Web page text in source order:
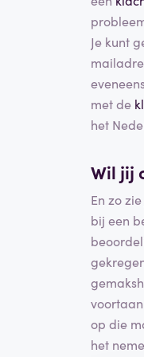
Je kunt
met de
het
Wil jij
En zo
bij een
op die
het